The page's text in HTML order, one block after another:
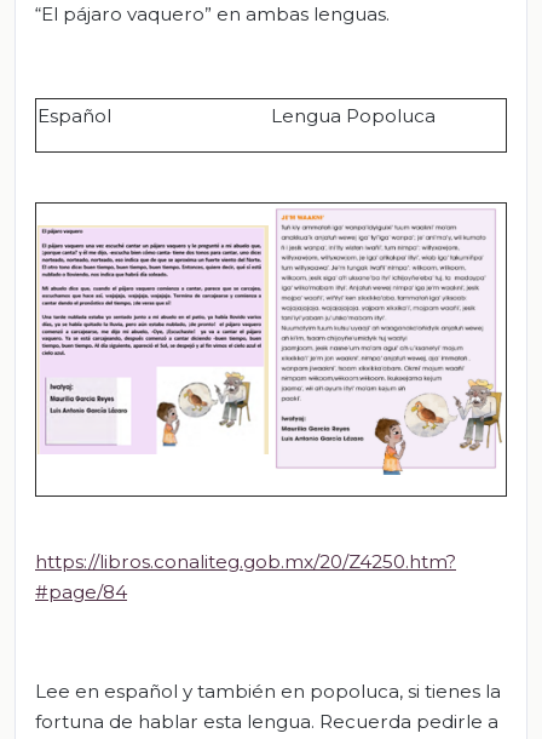
“El pájaro vaquero” en ambas lenguas.
Español Lengua Popoluca
https://libros.conaliteg.gob.mx/20/Z4250.htm?
#page/84
Lee en español y también en popoluca, si tienes la
fortuna de hablar esta lengua. Recuerda pedirle a